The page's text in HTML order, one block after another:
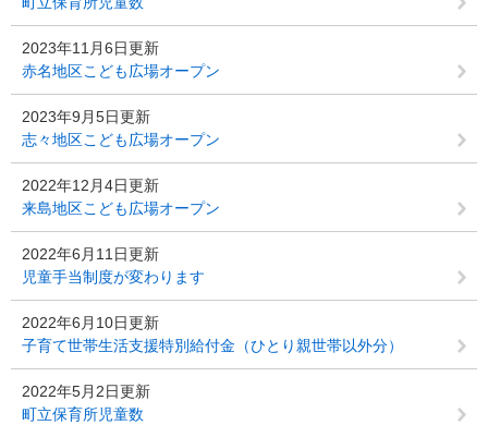
2023年11月6日更新
赤名地区こども広場オープン
2023年9月5日更新
志々地区こども広場オープン
2022年12月4日更新
来島地区こども広場オープン
2022年6月11日更新
児童手当制度が変わります
2022年6月10日更新
子育て世帯生活支援特別給付金（ひとり親世帯以外分）
2022年5月2日更新
町立保育所児童数